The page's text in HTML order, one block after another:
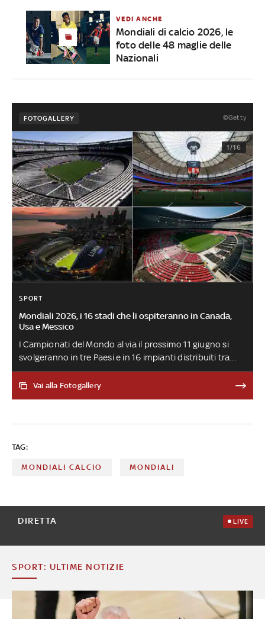
VEDI ANCHE
Mondiali di calcio 2026, le
foto delle 48 maglie delle
Nazionali
FOTOGALLERY ©Getty
1/16
SPORT
Mondiali 2026, i 16 stadi che li ospiteranno in Canada,
Usa e Messico
I Campionati del Mondo al via il prossimo 11 giugno si
svolgeranno in tre Paesi e in 16 impianti distribuiti tra
Stati Uniti (11 sedi di gara), Messico (tre sedi) e Canada
(due sedi). La finale del torneo, che per la prima volta
L'Azteca di Città del Messico sarà il primo stadio a
Vai alla Fotogallery
TAG:
MONDIALI CALCIO MONDIALI
DIRETTA LIVE
SPORT: ULTIME NOTIZIE